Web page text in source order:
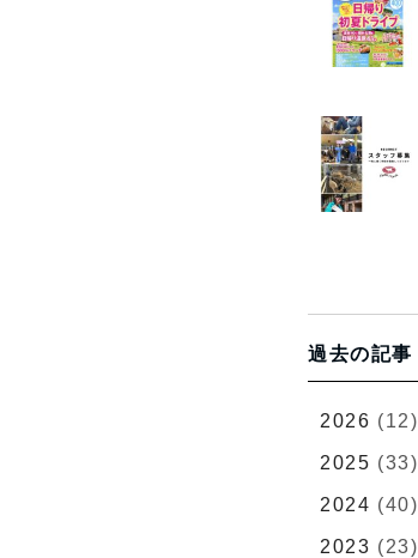
過去の記事
2026 (12)
2025 (33)
2024 (40)
2023 (23)